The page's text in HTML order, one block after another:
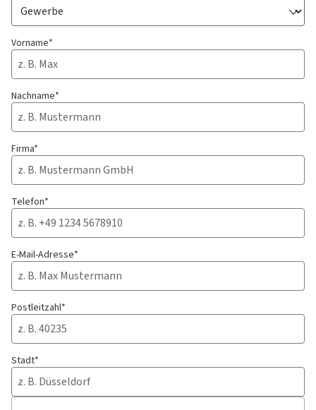
Vorname*
Nachname*
Firma*
Telefon*
E-Mail-Adresse*
Postleitzahl*
Stadt*